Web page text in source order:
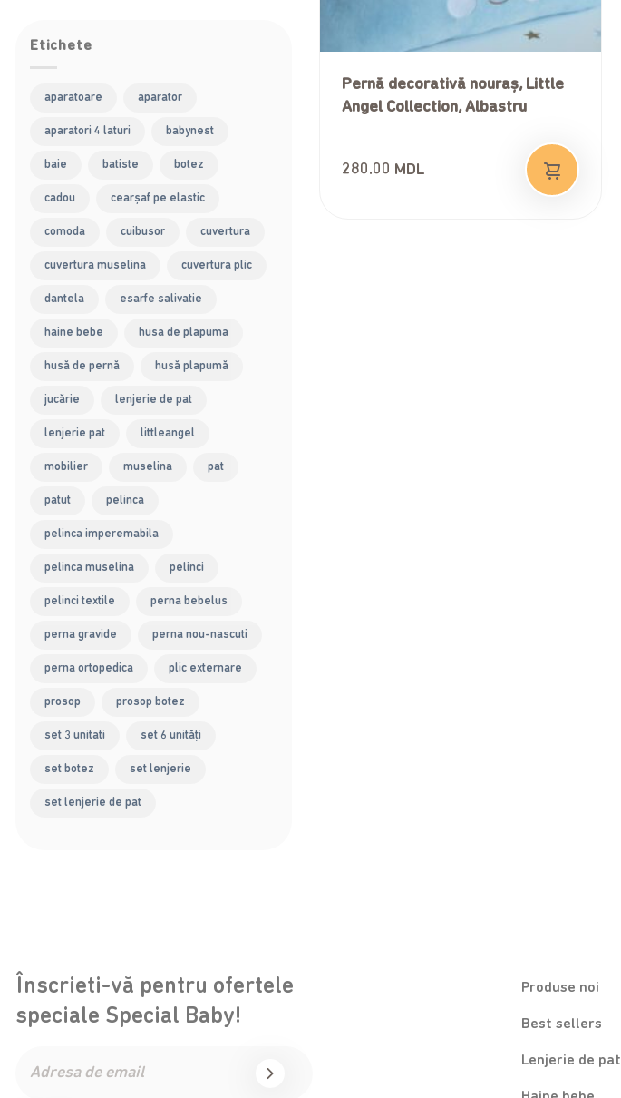
Etichete
aparatoare aparator
aparatori 4 laturi babynest
baie batiste botez
cadou cearșaf pe elastic
comoda cuibusor cuvertura
cuvertura muselina cuvertura plic
dantela esarfe salivatie
haine bebe husa de plapuma
husă de pernă husă plapumă
jucărie lenjerie de pat
lenjerie pat littleangel
mobilier muselina pat
patut pelinca
pelinca imperemabila
pelinca muselina pelinci
pelinci textile perna bebelus
perna gravide perna nou-nascuti
perna ortopedica plic externare
prosop prosop botez
set 3 unitati set 6 unități
set botez set lenjerie
set lenjerie de pat
Pernă decorativă nouraș, Little
Angel Collection, Albastru
280.00 MDL
Înscrieti-vă pentru ofertele
speciale Special Baby!
Produse noi
Best sellers
Lenjerie de pat